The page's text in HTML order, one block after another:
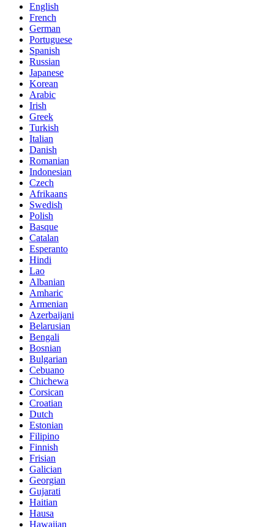
English
French
German
Portuguese
Spanish
Russian
Japanese
Korean
Arabic
Irish
Greek
Turkish
Italian
Danish
Romanian
Indonesian
Czech
Afrikaans
Swedish
Polish
Basque
Catalan
Esperanto
Hindi
Lao
Albanian
Amharic
Armenian
Azerbaijani
Belarusian
Bengali
Bosnian
Bulgarian
Cebuano
Chichewa
Corsican
Croatian
Dutch
Estonian
Filipino
Finnish
Frisian
Galician
Georgian
Gujarati
Haitian
Hausa
Hawaiian